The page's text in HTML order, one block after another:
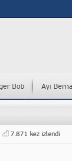
Bob Ayı
7.871 kez izlendi